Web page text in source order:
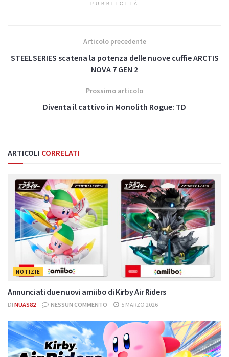
PUBBLICITÀ
Articolo precedente
STEELSERIES scatena la potenza delle nuove cuffie ARCTIS
NOVA 7 GEN 2
Prossimo articolo
Diventa il cattivo in Monolith Rogue: TD
ARTICOLI CORRELATI
NOTIZIE
Annunciati due nuovi amiibo di Kirby Air Riders
DI NUAS82 NESSUN COMMENTO 5 MARZO 2026